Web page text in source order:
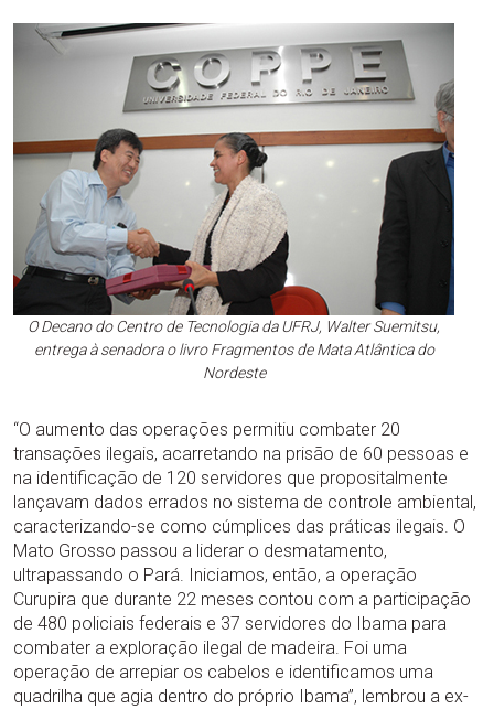
O Decano do Centro de Tecnologia da UFRJ, Walter Suemitsu,
entrega à senadora o livro Fragmentos de Mata Atlântica do
Nordeste
“O aumento das operações permitiu combater 20
transações ilegais, acarretando na prisão de 60 pessoas e
na identificação de 120 servidores que propositalmente
lançavam dados errados no sistema de controle ambiental,
caracterizando-se como cúmplices das práticas ilegais. O
Mato Grosso passou a liderar o desmatamento,
ultrapassando o Pará. Iniciamos, então, a operação
Curupira que durante 22 meses contou com a participação
de 480 policiais federais e 37 servidores do Ibama para
combater a exploração ilegal de madeira. Foi uma
operação de arrepiar os cabelos e identificamos uma
quadrilha que agia dentro do próprio Ibama”, lembrou a ex-